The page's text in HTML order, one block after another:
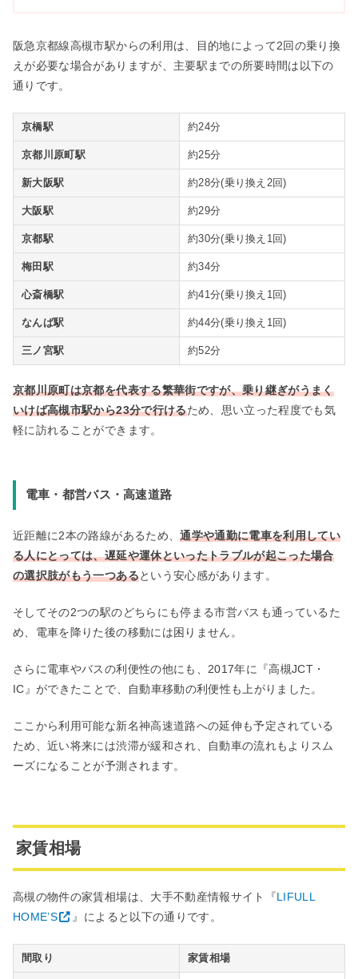
阪急京都線高槻市駅からの利用は、目的地によって2回の乗り換
えが必要な場合がありますが、主要駅までの所要時間は以下の
通りです。
京橋駅 約24分
京都川原町駅 約25分
新大阪駅 約28分(乗り換え2回)
大阪駅 約29分
京都駅 約30分(乗り換え1回)
梅田駅 約34分
心斎橋駅 約41分(乗り換え1回)
なんば駅 約44分(乗り換え1回)
三ノ宮駅 約52分
京都川原町は京都を代表する繁華街ですが、乗り継ぎがうまく
いけば高槻市駅から23分で行けるため、思い立った程度でも気
軽に訪れることができます。
電車・都営バス・高速道路
近距離に2本の路線があるため、通学や通勤に電車を利用してい
る人にとっては、遅延や運休といったトラブルが起こった場合
の選択肢がもう一つあるという安心感があります。
そしてその2つの駅のどちらにも停まる市営バスも通っているた
め、電車を降りた後の移動には困りません。
さらに電車やバスの利便性の他にも、2017年に『高槻JCT・
IC』ができたことで、自動車移動の利便性も上がりました。
ここから利用可能な新名神高速道路への延伸も予定されている
ため、近い将来には渋滞が緩和され、自動車の流れもよりスム
ーズになることが予測されます。
家賃相場
高槻の物件の家賃相場は、大手不動産情報サイト『LIFULL
HOME’S
』によると以下の通りです。
間取り 家賃相場